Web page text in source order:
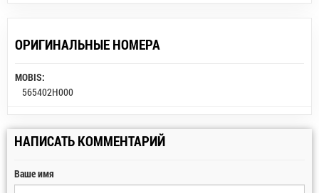
ОРИГИНАЛЬНЫЕ НОМЕРА
MOBIS:
565402H000
НАПИСАТЬ КОММЕНТАРИЙ
Ваше имя